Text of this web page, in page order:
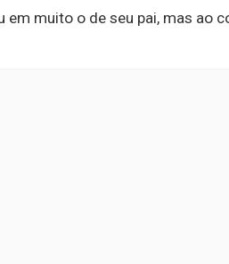
muito o de seu pai, mas ao